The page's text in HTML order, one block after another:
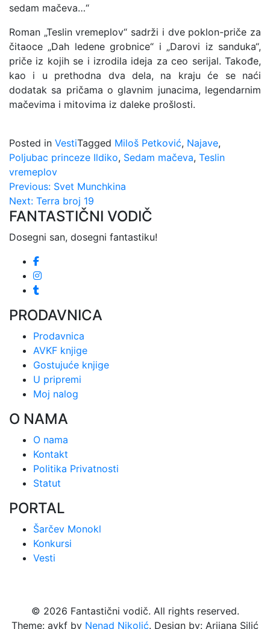
sedam mačeva…“
Roman „Teslin vremeplov“ sadrži i dve poklon-priče za
čitaoce „Dah ledene grobnice“ i „Darovi iz sanduka“,
priče iz kojih se i izrodila ideja za ceo serijal. Takođe,
kao i u prethodna dva dela, na kraju će se naći
dodatak sa pričama o glavnim junacima, legendarnim
mačevima i mitovima iz daleke prošlosti.
Posted in VestiTagged Miloš Petković, Najave,
Poljubac princeze Ildiko, Sedam mačeva, Teslin
vremeplov
Kretanje
članka
Previous: Svet Munchkina
Next: Terra broj 19
FANTASTIČNI VODIČ
Dosegni san, dosegni fantastiku!
PRODAVNICA
Prodavnica
AVKF knjige
Gostujuće knjige
U pripremi
Moj nalog
O NAMA
O nama
Kontakt
Politika Privatnosti
Statut
PORTAL
Šarčev Monokl
Konkursi
Vesti
© 2026 Fantastični vodič. All rights reserved.
Theme: avkf by Nenad Nikolić. Design by: Arijana Silić